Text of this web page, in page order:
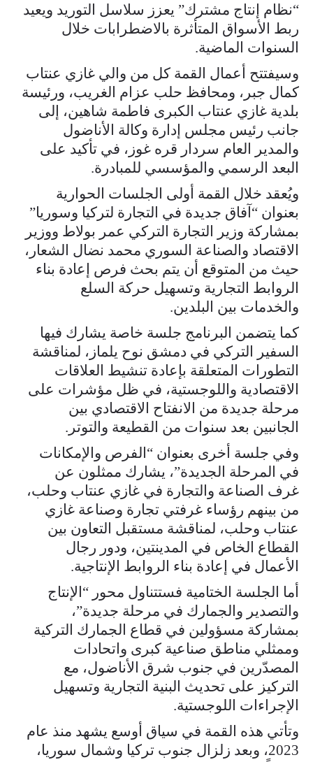
“نظام إنتاج مشترك” يعزز سلاسل التوريد ويعيد
ربط الأسواق المتأثرة بالاضطرابات خلال
السنوات الماضية.
وسيفتتح أعمال القمة كل من والي غازي عنتاب
كمال جبر، ومحافظ حلب عزام الغريب، ورئيسة
بلدية غازي عنتاب الكبرى فاطمة شاهين، إلى
جانب رئيس مجلس إدارة وكالة الأناضول
والمدير العام سردار قره غوز، في تأكيد على
البعد الرسمي والمؤسسي للمبادرة.
ويُعقد خلال القمة أولى الجلسات الحوارية
بعنوان “آفاق جديدة في التجارة لتركيا وسوريا”
بمشاركة وزير التجارة التركي عمر بولاط ووزير
الاقتصاد والصناعة السوري محمد نضال الشعار،
حيث من المتوقع أن يتم بحث فرص إعادة بناء
الروابط التجارية وتسهيل حركة السلع
والخدمات بين البلدين.
كما يتضمن البرنامج جلسة خاصة يشارك فيها
السفير التركي في دمشق نوح يلماز، لمناقشة
التطورات المتعلقة بإعادة تنشيط العلاقات
الاقتصادية واللوجستية، في ظل مؤشرات على
مرحلة جديدة من الانفتاح الاقتصادي بين
الجانبين بعد سنوات من القطيعة والتوتر.
وفي جلسة أخرى بعنوان “الفرص والإمكانات
في المرحلة الجديدة”، يشارك ممثلون عن
غرف الصناعة والتجارة في غازي عنتاب وحلب،
من بينهم رؤساء غرفتي تجارة وصناعة غازي
عنتاب وحلب، لمناقشة مستقبل التعاون بين
القطاع الخاص في المدينتين، ودور رجال
الأعمال في إعادة بناء الروابط الإنتاجية.
أما الجلسة الختامية فستتناول محور “الإنتاج
والتصدير والجمارك في مرحلة جديدة”،
بمشاركة مسؤولين في قطاع الجمارك التركية
وممثلي مناطق صناعية كبرى واتحادات
المصدّرين في جنوب شرق الأناضول، مع
التركيز على تحديث البنية التجارية وتسهيل
الإجراءات اللوجستية.
وتأتي هذه القمة في سياق أوسع يشهد منذ عام
2023، وبعد زلزال جنوب تركيا وشمال سوريا،